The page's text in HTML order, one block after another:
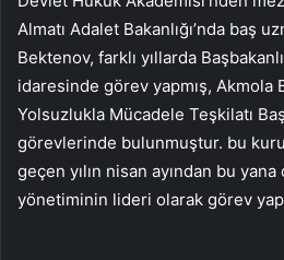
Almatı Adalet Bakanlığı’nda baş
Bektenov, farklı yıllarda
idaresinde görev yapmış, Akmola
Yolsuzlukla Mücadele Teşkilatı
görevlerinde bulunmuştur. bu
geçen yılın nisan ayından bu yana
yönetiminin lideri olarak görev